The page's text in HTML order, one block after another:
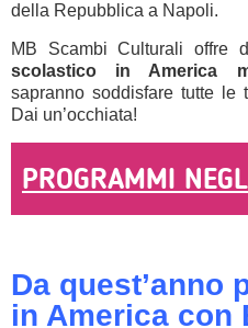
della Repubblica a Napoli.
MB Scambi Culturali offre
scolastico in America
sapranno soddisfare tutte le
Dai un’occhiata!
PROGRAMMI
Da quest’anno
in America con